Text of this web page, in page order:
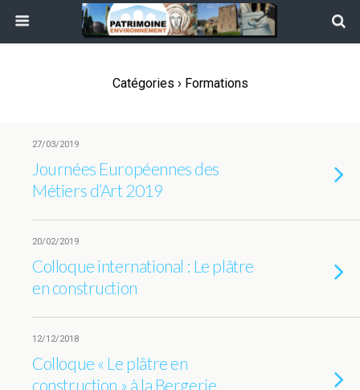
Catégories › Formations
27/03/2019
Journées Européennes des
Métiers d’Art 2019
20/02/2019
Colloque international : Le plâtre
en construction
12/12/2018
Colloque « Le plâtre en
construction » à la Bergerie